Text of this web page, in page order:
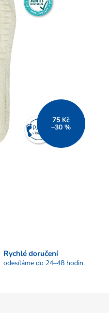
75 Kč
–30 %
Rychlé doručení
odesíláme do 24–48 hodin.